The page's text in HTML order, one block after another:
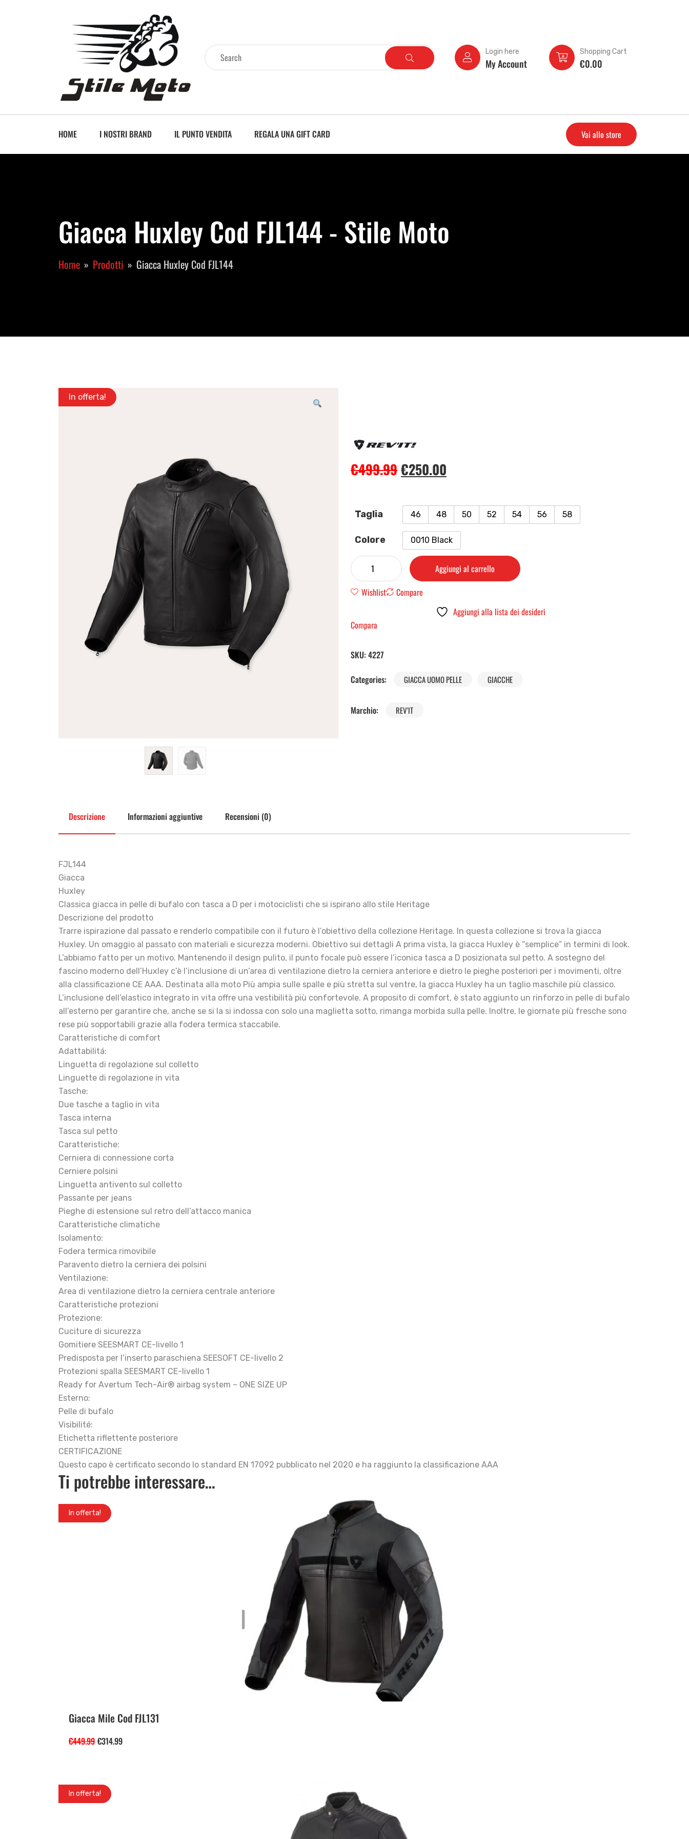
Login here
My Account
Shopping Cart
€0.00
HOME I NOSTRI BRAND IL PUNTO VENDITA REGALA UNA GIFT CARD Vai allo store
Giacca Huxley Cod FJL144 - Stile Moto
Home Prodotti Giacca Huxley Cod FJL144
In offerta!
€499.99€250.00
Taglia 46 48 50 52 54 56 58
Colore 0010 Black
Aggiungi al carrello
Wishlist
Compare
Aggiungi alla lista dei desideri
Compara
SKU: 4227
Categories:
GIACCA UOMO PELLE GIACCHE
Marchio: REV'IT
Descrizione Informazioni aggiuntive Recensioni (0)
FJL144
Giacca
Huxley
Classica giacca in pelle di bufalo con tasca a D per i motociclisti che si ispirano allo stile Heritage
Descrizione del prodotto
Trarre ispirazione dal passato e renderlo compatibile con il futuro è l’obiettivo della collezione Heritage. In questa collezione si trova la giacca
Huxley. Un omaggio al passato con materiali e sicurezza moderni. Obiettivo sui dettagli A prima vista, la giacca Huxley è “semplice” in termini di look.
L’abbiamo fatto per un motivo. Mantenendo il design pulito, il punto focale può essere l’iconica tasca a D posizionata sul petto. A sostegno del
fascino moderno dell’Huxley c’è l’inclusione di un’area di ventilazione dietro la cerniera anteriore e dietro le pieghe posteriori per i movimenti, oltre
alla classificazione CE AAA. Destinata alla moto Più ampia sulle spalle e più stretta sul ventre, la giacca Huxley ha un taglio maschile più classico.
L’inclusione dell’elastico integrato in vita offre una vestibilità più confortevole. A proposito di comfort, è stato aggiunto un rinforzo in pelle di bufalo
all’esterno per garantire che, anche se si la si indossa con solo una maglietta sotto, rimanga morbida sulla pelle. Inoltre, le giornate più fresche sono
rese più sopportabili grazie alla fodera termica staccabile.
Caratteristiche di comfort
Adattabilitá:
Linguetta di regolazione sul colletto
Linguette di regolazione in vita
Tasche:
Due tasche a taglio in vita
Tasca interna
Tasca sul petto
Caratteristiche:
Cerniera di connessione corta
Cerniere polsini
Linguetta antivento sul colletto
Passante per jeans
Pieghe di estensione sul retro dell’attacco manica
Caratteristiche climatiche
Isolamento:
Fodera termica rimovibile
Paravento dietro la cerniera dei polsini
Ventilazione:
Area di ventilazione dietro la cerniera centrale anteriore
Caratteristiche protezioni
Protezione:
Cuciture di sicurezza
Gomitiere SEESMART CE-livello 1
Predisposta per l’inserto paraschiena SEESOFT CE-livello 2
Protezioni spalla SEESMART CE-livello 1
Ready for Avertum Tech-Air® airbag system – ONE SIZE UP
Esterno:
Pelle di bufalo
Visibilité:
Etichetta riflettente posteriore
CERTIFICAZIONE
Questo capo è certificato secondo lo standard EN 17092 pubblicato nel 2020 e ha raggiunto la classificazione AAA
Ti potrebbe interessare…
In offerta!
Giacca Mile Cod FJL131
€449.99 €314.99
In offerta!